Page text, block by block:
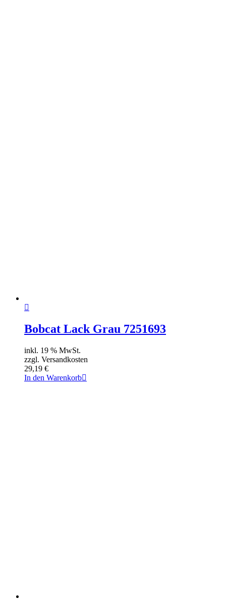
Bobcat Lack Grau 7251693
inkl. 19 % MwSt.
zzgl. Versandkosten
29,19 €
In den Warenkorb